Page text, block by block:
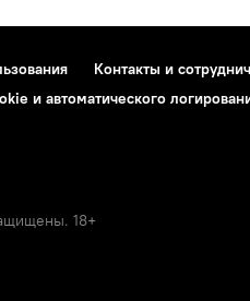
Контакты и
и автоматического
18+